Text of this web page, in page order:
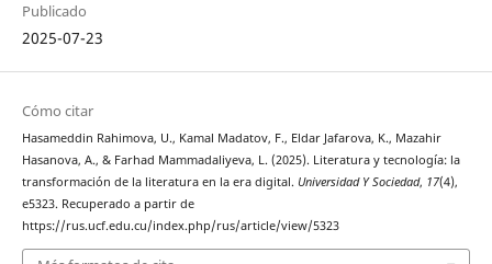
Publicado
2025-07-23
Cómo citar
Hasameddin Rahimova, U., Kamal Madatov, F., Eldar Jafarova, K., Mazahir
Hasanova, A., & Farhad Mammadaliyeva, L. (2025). Literatura y tecnología: la
transformación de la literatura en la era digital. Universidad Y Sociedad, 17(4),
e5323. Recuperado a partir de
https://rus.ucf.edu.cu/index.php/rus/article/view/5323